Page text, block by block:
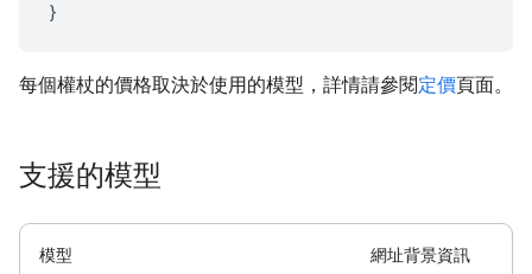
每個權杖的價格取決於使用的模型，詳情請參閱定價頁面。
支援的模型
模型 網址背景資訊